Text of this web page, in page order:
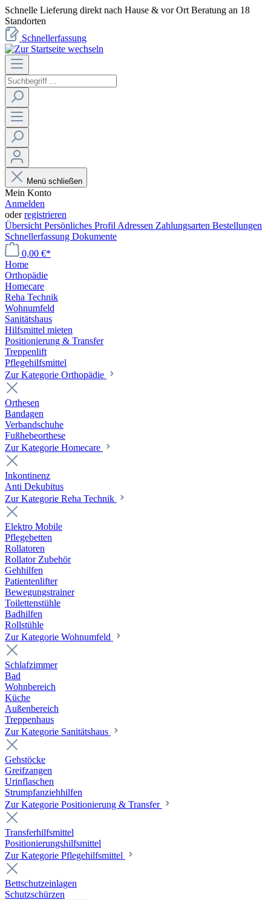
Schnelle Lieferung direkt nach Hause & vor Ort Beratung an 18
Standorten
Schnellerfassung
Menü schließen
Mein Konto
Anmelden
oderregistrieren
Übersicht Persönliches Profil Adressen Zahlungsarten Bestellungen
Schnellerfassung Dokumente
0,00 €*
Home
Orthopädie
Homecare
Reha Technik
Wohnumfeld
Sanitätshaus
Hilfsmittel mieten
Positionierung & Transfer
Treppenlift
Pflegehilfsmittel
Zur Kategorie Orthopädie
Orthesen
Bandagen
Verbandschuhe
Fußhebeorthese
Zur Kategorie Homecare
Inkontinenz
Anti Dekubitus
Zur Kategorie Reha Technik
Elektro Mobile
Pflegebetten
Rollatoren
Rollator Zubehör
Gehhilfen
Patientenlifter
Bewegungstrainer
Toilettenstühle
Badhilfen
Rollstühle
Zur Kategorie Wohnumfeld
Schlafzimmer
Bad
Wohnbereich
Küche
Außenbereich
Treppenhaus
Zur Kategorie Sanitätshaus
Gehstöcke
Greifzangen
Urinflaschen
Strumpfanziehhilfen
Zur Kategorie Positionierung & Transfer
Transferhilfsmittel
Positionierungshilfsmittel
Zur Kategorie Pflegehilfsmittel
Bettschutzeinlagen
Schutzschürzen